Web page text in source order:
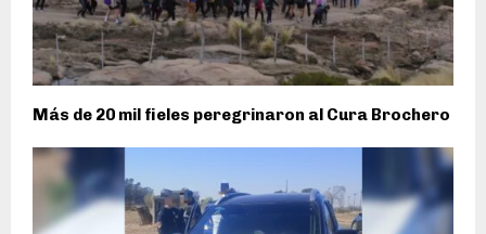
Más de 20 mil fieles peregrinaron al Cura Brochero